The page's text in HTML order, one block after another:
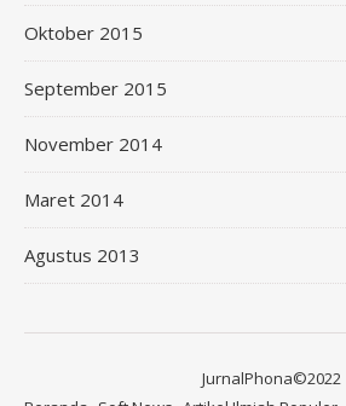
Oktober 2015
September 2015
November 2014
Maret 2014
Agustus 2013
JurnalPhona©2022